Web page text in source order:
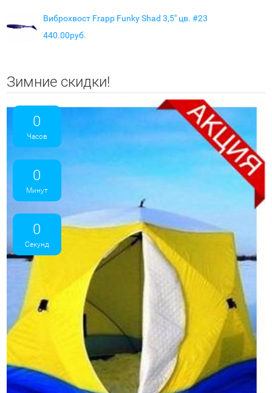
Виброхвост Frapp Funky Shad 3,5" цв. #23
440.00руб.
Зимние скидки!
0
Часов
0
Минут
0
Секунд